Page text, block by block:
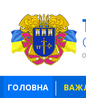
ГОЛОВНА